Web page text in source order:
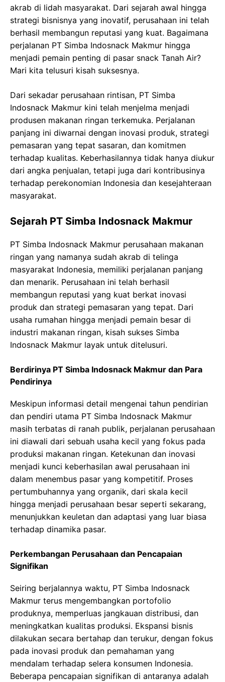
akrab di lidah masyarakat. Dari sejarah awal hingga
strategi bisnisnya yang inovatif, perusahaan ini telah
berhasil membangun reputasi yang kuat. Bagaimana
perjalanan PT Simba Indosnack Makmur hingga
menjadi pemain penting di pasar snack Tanah Air?
Mari kita telusuri kisah suksesnya.
Dari sekadar perusahaan rintisan, PT Simba
Indosnack Makmur kini telah menjelma menjadi
produsen makanan ringan terkemuka. Perjalanan
panjang ini diwarnai dengan inovasi produk, strategi
pemasaran yang tepat sasaran, dan komitmen
terhadap kualitas. Keberhasilannya tidak hanya diukur
dari angka penjualan, tetapi juga dari kontribusinya
terhadap perekonomian Indonesia dan kesejahteraan
masyarakat.
Sejarah PT Simba Indosnack Makmur
PT Simba Indosnack Makmur perusahaan makanan
ringan yang namanya sudah akrab di telinga
masyarakat Indonesia, memiliki perjalanan panjang
dan menarik. Perusahaan ini telah berhasil
membangun reputasi yang kuat berkat inovasi
produk dan strategi pemasaran yang tepat. Dari
usaha rumahan hingga menjadi pemain besar di
industri makanan ringan, kisah sukses Simba
Indosnack Makmur layak untuk ditelusuri.
Berdirinya PT Simba Indosnack Makmur dan Para
Pendirinya
Meskipun informasi detail mengenai tahun pendirian
dan pendiri utama PT Simba Indosnack Makmur
masih terbatas di ranah publik, perjalanan perusahaan
ini diawali dari sebuah usaha kecil yang fokus pada
produksi makanan ringan. Ketekunan dan inovasi
menjadi kunci keberhasilan awal perusahaan ini
dalam menembus pasar yang kompetitif. Proses
pertumbuhannya yang organik, dari skala kecil
hingga menjadi perusahaan besar seperti sekarang,
menunjukkan keuletan dan adaptasi yang luar biasa
terhadap dinamika pasar.
Perkembangan Perusahaan dan Pencapaian
Signifikan
Seiring berjalannya waktu, PT Simba Indosnack
Makmur terus mengembangkan portofolio
produknya, memperluas jangkauan distribusi, dan
meningkatkan kualitas produksi. Ekspansi bisnis
dilakukan secara bertahap dan terukur, dengan fokus
pada inovasi produk dan pemahaman yang
mendalam terhadap selera konsumen Indonesia.
Beberapa pencapaian signifikan di antaranya adalah